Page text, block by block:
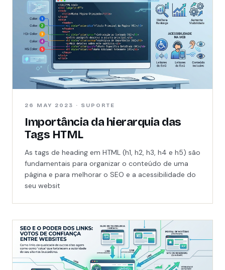
26 MAY 2023 · SUPORTE
Importância da hierarquia das
Tags HTML
As tags de heading em HTML (h1, h2, h3, h4 e h5) são
fundamentais para organizar o conteúdo de uma
página e para melhorar o SEO e a acessibilidade do
seu websit